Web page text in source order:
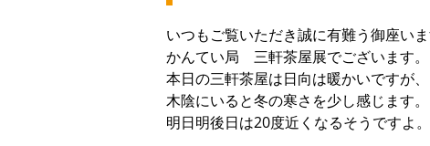
いつもご覧いただき誠に有難う御座いま
かんてい局 三軒茶屋展でございます。
本日の三軒茶屋は日向は暖かいですが、
木陰にいると冬の寒さを少し感じます。
明日明後日は20度近くなるそうですよ。